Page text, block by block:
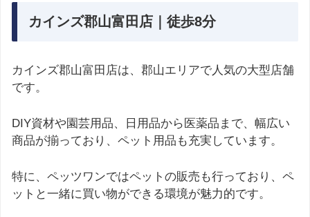
カインズ郡山富田店｜徒歩8分
カインズ郡山富田店は、郡山エリアで人気の大型店舗
です。
DIY資材や園芸用品、日用品から医薬品まで、幅広い
商品が揃っており、ペット用品も充実しています。
特に、ペッツワンではペットの販売も行っており、ペ
ットと一緒に買い物ができる環境が魅力的です。